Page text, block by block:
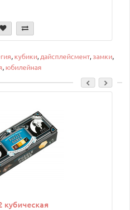
, кубики, дайсплейсмент, замки,
, юбилейная
кубическая